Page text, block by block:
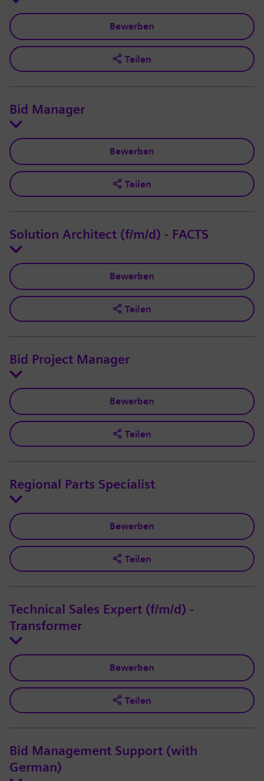
Bewerben
Teilen
Bid Manager
Bewerben
Teilen
Solution Architect (f/m/d) - FACTS
Bewerben
Teilen
Bid Project Manager
Bewerben
Teilen
Regional Parts Specialist
Bewerben
Teilen
Technical Sales Expert (f/m/d) -
Transformer
Bewerben
Teilen
Bid Management Support (with
German)